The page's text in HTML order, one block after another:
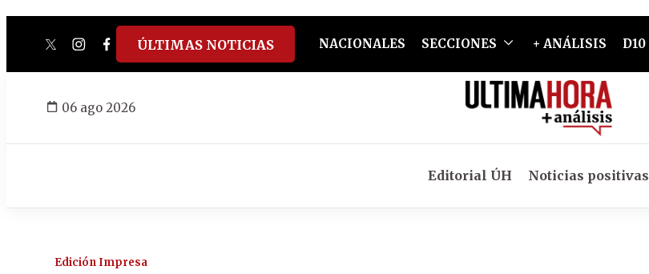
twitterinstagram
facebook
tiktokyoutube
spotify
ÚLTIMAS NOTICIAS NACIONALES SECCIONES + ANÁLISIS D10
06 ago 2026
Editorial ÚH Noticias positivas
Edición Impresa